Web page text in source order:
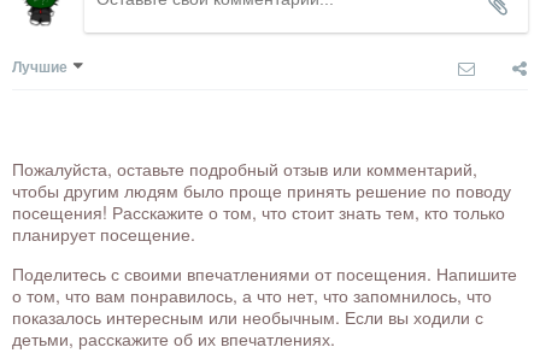
Лучшие
Пожалуйста, оставьте подробный отзыв или комментарий,
чтобы другим людям было проще принять решение по поводу
посещения! Расскажите о том, что стоит знать тем, кто только
планирует посещение.
Поделитесь с своими впечатлениями от посещения. Напишите
о том, что вам понравилось, а что нет, что запомнилось, что
показалось интересным или необычным. Если вы ходили с
детьми, расскажите об их впечатлениях.